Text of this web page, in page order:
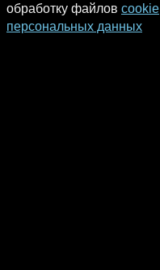
обработку файлов cookie
персональных данных